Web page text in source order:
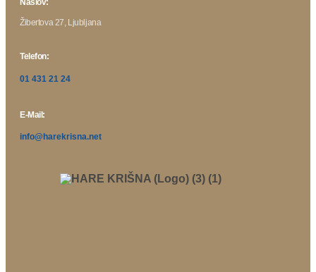
Žibertova 27, Ljubljana
Telefon:
01 431 21 24
E-Mail:
info@harekrisna.net